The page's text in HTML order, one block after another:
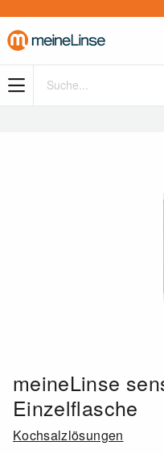
Zum Hauptinhalt
meineLinse
Einzelflasche
Kochsalzlösungen